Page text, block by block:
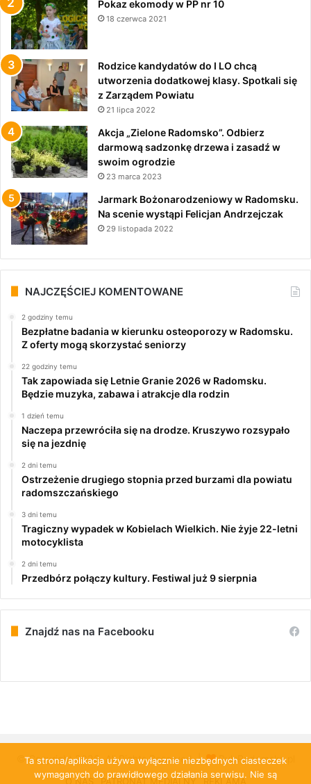
Pokaz ekomody w PP nr 10
18 czerwca 2021
Rodzice kandydatów do I LO chcą
utworzenia dodatkowej klasy. Spotkali się
z Zarządem Powiatu
21 lipca 2022
Akcja „Zielone Radomsko”. Odbierz
darmową sadzonkę drzewa i zasadź w
swoim ogrodzie
23 marca 2023
Jarmark Bożonarodzeniowy w Radomsku.
Na scenie wystąpi Felicjan Andrzejczak
29 listopada 2022
NAJCZĘŚCIEJ KOMENTOWANE
2 godziny temu
Bezpłatne badania w kierunku osteoporozy w Radomsku.
Z oferty mogą skorzystać seniorzy
22 godziny temu
Tak zapowiada się Letnie Granie 2026 w Radomsku.
Będzie muzyka, zabawa i atrakcje dla rodzin
1 dzień temu
Naczepa przewróciła się na drodze. Kruszywo rozsypało
się na jezdnię
2 dni temu
Ostrzeżenie drugiego stopnia przed burzami dla powiatu
radomszczańskiego
3 dni temu
Tragiczny wypadek w Kobielach Wielkich. Nie żyje 22-letni
motocyklista
2 dni temu
Przedbórz połączy kultury. Festiwal już 9 sierpnia
Znajdź nas na Facebooku
© Copyright 2026, All Rights Reserved | PulsRadomska.pl
O NAS PATRONAT MEDIALNY REKLAMA
Ta strona/aplikacja używa wyłącznie niezbędnych ciasteczek
wymaganych do prawidłowego działania serwisu. Nie są